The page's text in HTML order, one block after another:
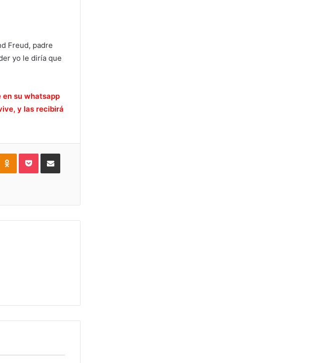
Freud, padre
yo le diría que
en su whatsapp
y las recibirá
Odnoklassniki
PocketCompartir por Correo